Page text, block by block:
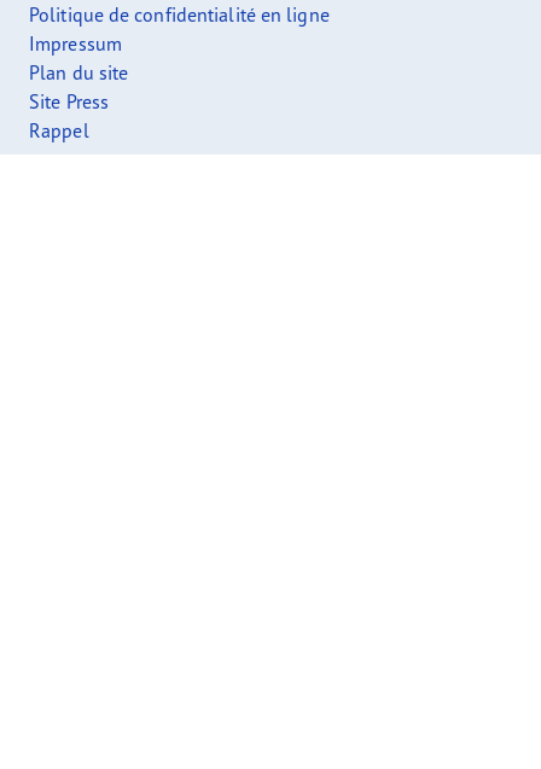
Politique de confidentialité en ligne
Impressum
Plan du site
Site Press
Rappel